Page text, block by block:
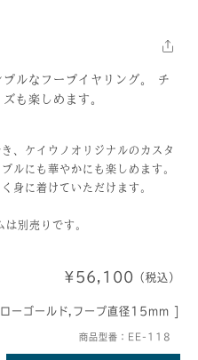
ルなフープイヤリング。 チ
も楽しめます。
、ケイウノオリジナルのカスタ
ルにも華やかにも楽しめます。
身に着けていただけます。
別売りです。
¥56,100 （税込）
ーゴールド,フープ直径15mm ]
商品型番：EE-118